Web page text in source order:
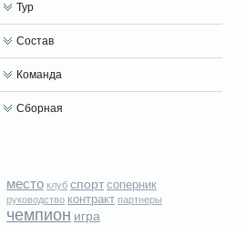
Тур
Состав
Команда
Сборная
место клуб спорт соперник
руководство контракт партнеры
чемпион игра